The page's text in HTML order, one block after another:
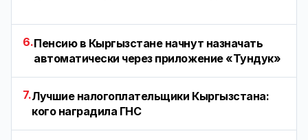
6.Пенсию в Кыргызстане начнут назначать
автоматически через приложение «Тундук»
7.Лучшие налогоплательщики Кыргызстана:
кого наградила ГНС